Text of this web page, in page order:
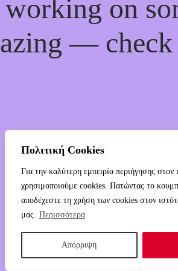
Πολιτική Cookies
Για την καλύτερη εμπειρία περιήγησης στον
χρησιμοποιούμε cookies. Πατώντας το
αποδέχεστε τη χρήση των cookies στον
μας. Περισσότερα
Απόρριψη
working on
— check